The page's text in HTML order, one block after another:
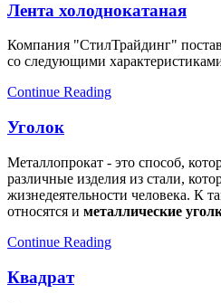
Лента холоднокатаная
Компания "СтилТрайдинг"
со следующими
Continue Reading
Уголок
Металлопрокат - это способ,
различные изделия из стали,
жизнедеятельности человека. К
относятся и металлические
Continue Reading
Квадрат